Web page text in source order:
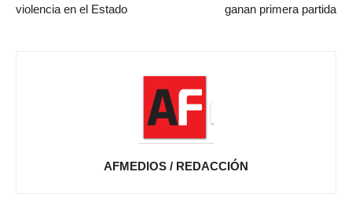
violencia en el Estado
ganan primera partida
AFMEDIOS / REDACCIÓN